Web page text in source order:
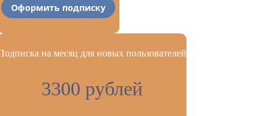
Оформить подписку
на месяц для новых пользователей
3300 рублей